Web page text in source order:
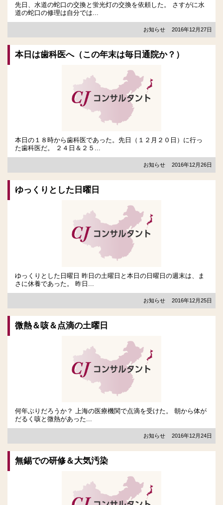
先日、水道の蛇口の交換と蛍光灯の交換を依頼した。 さすがに水
道の蛇口の修理は自分では...
お知らせ 2016年12月27日
本日は歯科医へ（この年末は毎日通院か？）
本日の１８時から歯科医であった。先日（１２月２０日）に行っ
た歯科医だ。 ２４日＆２５...
お知らせ 2016年12月26日
ゆっくりとした日曜日
ゆっくりとした日曜日 昨日の土曜日と本日の日曜日の週末は、ま
さに休養であった。 昨日...
お知らせ 2016年12月25日
微熱＆咳＆点滴の土曜日
何年ぶりだろうか？ 上海の医療機関で点滴を受けた。 朝から体が
だるく咳と微熱があった...
お知らせ 2016年12月24日
無錫での研修＆大気汚染